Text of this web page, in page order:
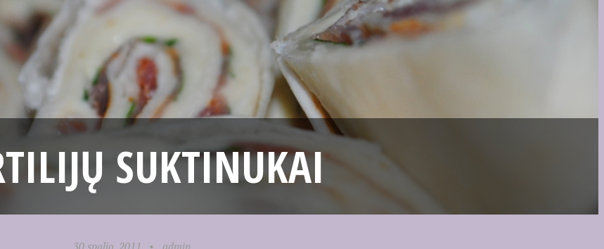
SUKTINUKAI
30 spalio, 2011 • admin